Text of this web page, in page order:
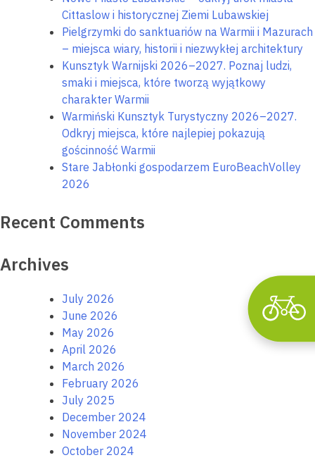
Cittaslow i historycznej Ziemi Lubawskiej
Pielgrzymki do sanktuariów na Warmii i Mazurach
– miejsca wiary, historii i niezwykłej architektury
Kunsztyk Warnijski 2026–2027. Poznaj ludzi,
smaki i miejsca, które tworzą wyjątkowy
charakter Warmii
Warmiński Kunsztyk Turystyczny 2026–2027.
Odkryj miejsca, które najlepiej pokazują
gościnność Warmii
Stare Jabłonki gospodarzem EuroBeachVolley
2026
Recent Comments
Archives
July 2026
June 2026
May 2026
April 2026
March 2026
February 2026
July 2025
December 2024
November 2024
October 2024